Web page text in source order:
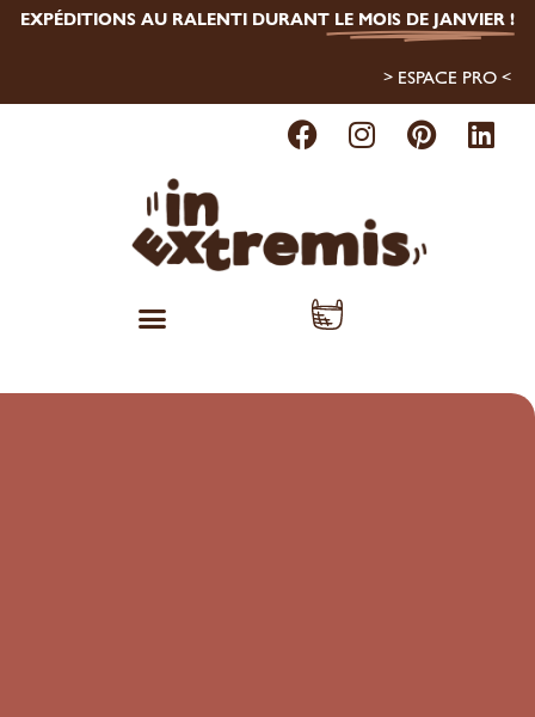
EXPÉDITIONS AU RALENTI DURANT LE MOIS DE JANVIER !
> ESPACE PRO <